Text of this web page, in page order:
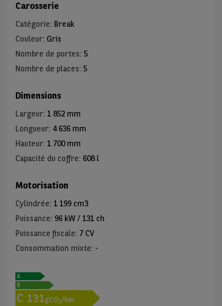
Carosserie
Catégorie: Break
Couleur: Gris
Nombre de portes: 5
Nombre de places: 5
Dimensions
Largeur: 1 852 mm
Longueur: 4 636 mm
Hauteur: 1 700 mm
Capacité du coffre: 608 l
Motorisation
Cylindrée: 1 199 cm3
Puissance: 96 kW / 131 ch
Puissance fiscale: 7 CV
Consommation mixte: -
A
B
C 131gCO2/km